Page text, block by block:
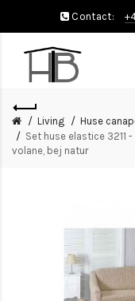
Contact:
Living Huse
Set huse elastice 3211
volane, bej natur